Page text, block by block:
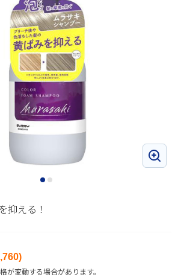
抑える！
)
が変動する場合があります。